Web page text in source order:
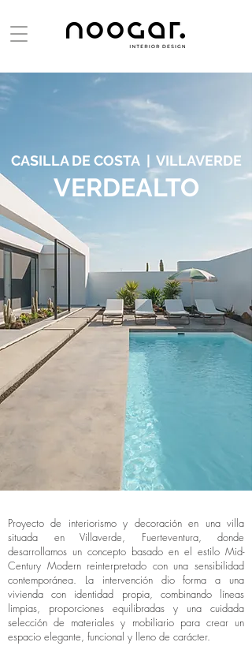
CASILLA DE COSTA | VILLAVERDE
VERDEALTO
Proyecto de interiorismo y decoración en una villa
situada en Villaverde, Fuerteventura, donde
desarrollamos un concepto basado en el estilo Mid-
Century Modern reinterpretado con una sensibilidad
contemporánea. La intervención dio forma a una
vivienda con identidad propia, combinando líneas
limpias, proporciones equilibradas y una cuidada
selección de materiales y mobiliario para crear un
espacio elegante, funcional y lleno de carácter.